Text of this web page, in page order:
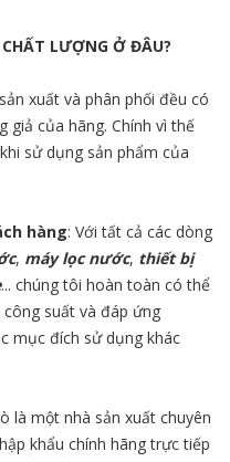
LƯỢNG Ở ĐÂU?
sản xuất và phân phối đều có
giả của hãng. Chính vì thế
sử dụng sản phẩm của
hàng: Với tất cả các dòng
, máy lọc nước, thiết bị
... chúng tôi hoàn toàn có thể
suất và đáp ứng
mục đích sử dụng khác
là một nhà sản xuất chuyên
khẩu chính hãng trực tiếp